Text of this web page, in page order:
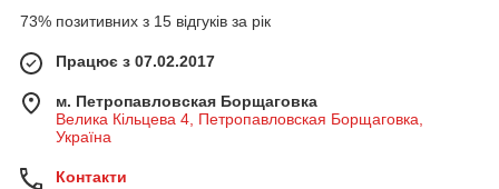
73% позитивних з 15 відгуків за рік
Працює з 07.02.2017
м. Петропавловская Борщаговка
Велика Кільцева 4, Петропавловская Борщаговка,
Україна
Контакти